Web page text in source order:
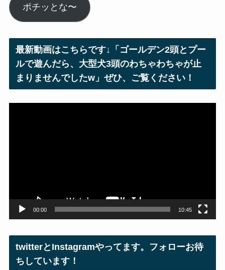
ル
ア
ス
ポチッとな〜
最新動画はこちらです↓「ゴールデン2頭とプー
ルで遊んだら、大型犬3頭のわちゃわちゃが止
まりませんでしたw」ぜひ、ご覧ください！
00:00 10:45
twitterとInstagramやってます。フォローお待
ちしています！